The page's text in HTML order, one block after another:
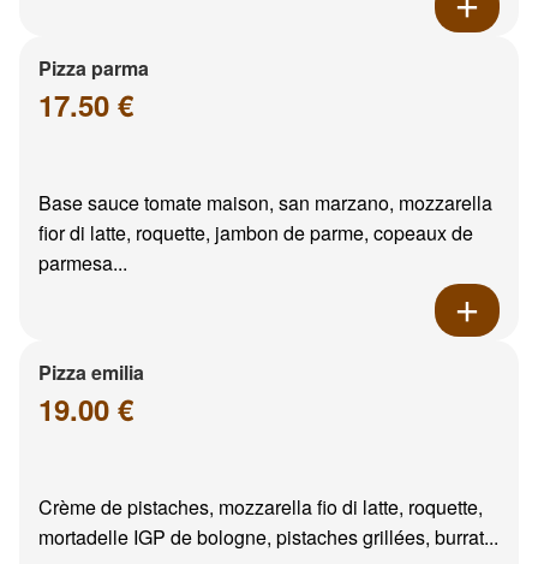
Pizza parma
17.50 €
Base sauce tomate maison, san marzano, mozzarella
fior di latte, roquette, jambon de parme, copeaux de
parmesa...
Pizza emilia
19.00 €
Crème de pistaches, mozzarella fio di latte, roquette,
mortadelle IGP de bologne, pistaches grillées, burrat...